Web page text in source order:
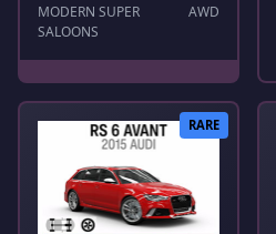
MODERN SUPER
SALOONS
AWD
RARE